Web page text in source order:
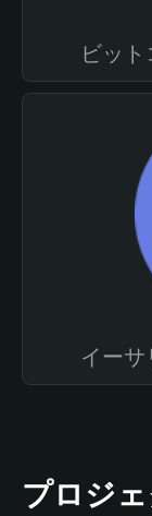
ビッ
イーサ
プロジ